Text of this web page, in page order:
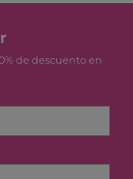
de descuento en